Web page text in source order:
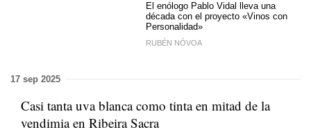
El enólogo Pablo Vidal lleva una
década con el proyecto «Vinos con
Personalidad»
RUBÉN NÓVOA
17 sep 2025
Casi tanta uva blanca como tinta en mitad de la
vendimia en Ribeira Sacra